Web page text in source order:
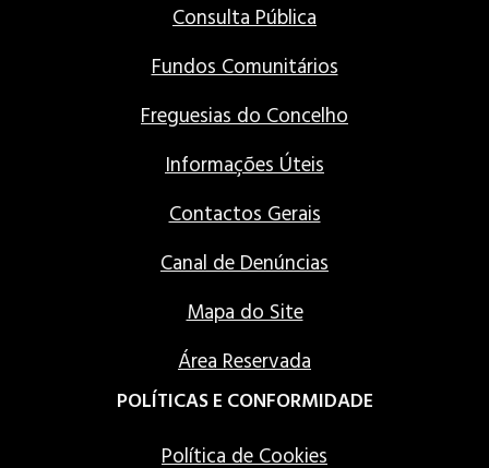
Consulta Pública
Fundos Comunitários
Freguesias do Concelho
Informações Úteis
Contactos Gerais
Canal de Denúncias
Mapa do Site
Área Reservada
POLÍTICAS E CONFORMIDADE
Política de Cookies